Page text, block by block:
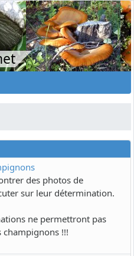
des photos de
sur leur détermination.
ne permettront pas
!!!